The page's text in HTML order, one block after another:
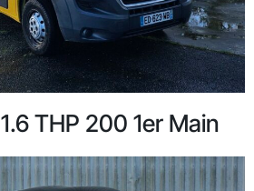
THP 200 1er Main